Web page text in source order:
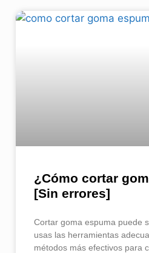
¿Cómo cortar
[Sin errores]
Cortar goma espuma puede
usas las herramientas
métodos más efectivos para